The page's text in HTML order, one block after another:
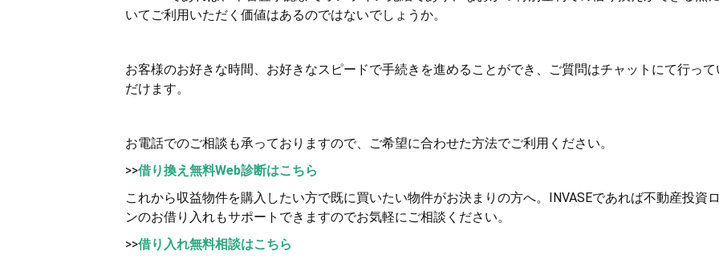
いてご利用いただく価値はあるのではないでしょうか。
お客様のお好きな時間、お好きなスピードで手続きを進めることができ、ご質問はチャットにて行って
だけます。
お電話でのご相談も承っておりますので、ご希望に合わせた方法でご利用ください。
>>借り換え無料Web診断はこちら
これから収益物件を購入したい方で既に買いたい物件がお決まりの方へ。INVASEであれば不動産投資
ンのお借り入れもサポートできますのでお気軽にご相談ください。
>>借り入れ無料相談はこちら